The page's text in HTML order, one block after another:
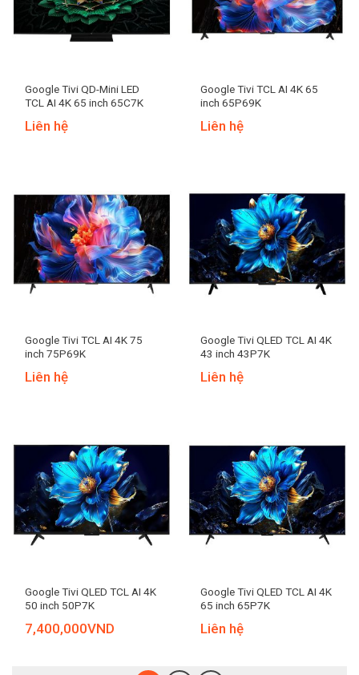
Google Tivi QD-Mini LED
TCL AI 4K 65 inch 65C7K
Liên hệ
Google Tivi TCL AI 4K 65
inch 65P69K
Liên hệ
Google Tivi TCL AI 4K 75
inch 75P69K
Liên hệ
Google Tivi QLED TCL AI 4K
43 inch 43P7K
Liên hệ
Google Tivi QLED TCL AI 4K
50 inch 50P7K
7,400,000VND
Google Tivi QLED TCL AI 4K
65 inch 65P7K
Liên hệ